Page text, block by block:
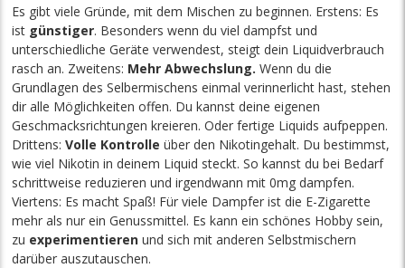
Es gibt viele Gründe, mit dem Mischen zu beginnen. Erstens: Es
ist günstiger. Besonders wenn du viel dampfst und
unterschiedliche Geräte verwendest, steigt dein Liquidverbrauch
rasch an. Zweitens: Mehr Abwechslung. Wenn du die
Grundlagen des Selbermischens einmal verinnerlicht hast, stehen
dir alle Möglichkeiten offen. Du kannst deine eigenen
Geschmacksrichtungen kreieren. Oder fertige Liquids aufpeppen.
Drittens:Volle Kontrolle über den Nikotingehalt. Du bestimmst,
wie viel Nikotin in deinem Liquid steckt. So kannst du bei Bedarf
schrittweise reduzieren und irgendwann mit 0mg dampfen.
Viertens: Es macht Spaß! Für viele Dampfer ist die E-Zigarette
mehr als nur ein Genussmittel. Es kann ein schönes Hobby sein,
zu experimentieren und sich mit anderen Selbstmischern
darüber auszutauschen.